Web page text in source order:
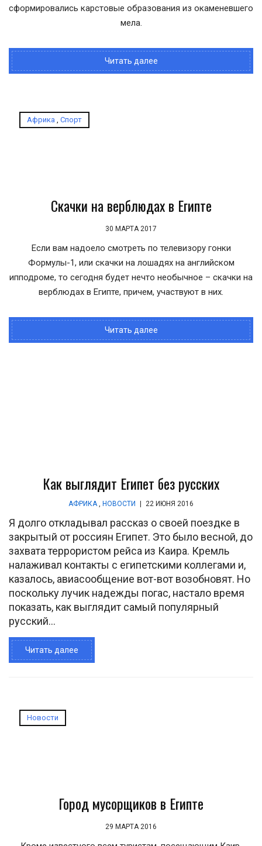
сформировались карстовые образования из окаменевшего
мела.
Читать далее
Африка Спорт
Скачки на верблюдах в Египте
30 МАРТА 2017
Если вам надоело смотреть по телевизору гонки
Формулы-1, или скачки на лошадях на английском
ипподроме, то сегодня будет нечто необычное – скачки на
верблюдах в Египте, причем, участвуют в них.
Читать далее
Как выглядит Египет без русских
АФРИКА НОВОСТИ | 22 ИЮНЯ 2016
Я долго откладывал рассказ о своей поездке в
закрытый от россиян Египет. Это было весной, до
захвата террористом рейса из Каира. Кремль
налаживал контакты с египетскими коллегами и,
казалось, авиасообщение вот-вот возобновят. Но
поскольку лучик надежды погас, настало время
показать, как выглядит самый популярный
русский...
Читать далее
Новости
Город мусорщиков в Египте
29 МАРТА 2016